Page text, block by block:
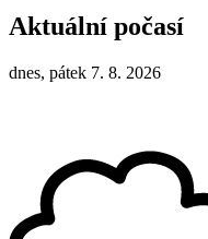
Aktuální počasí
dnes, pátek 7. 8. 2026